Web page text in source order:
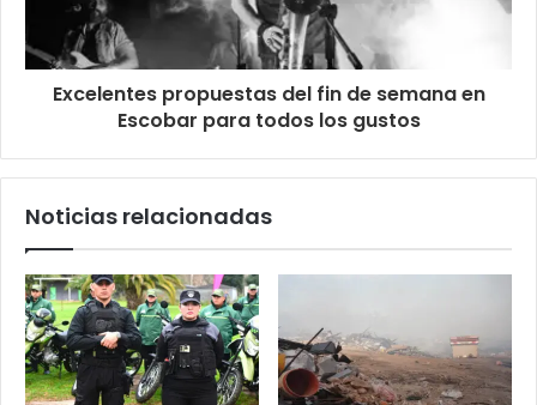
Excelentes propuestas del fin de semana en
Escobar para todos los gustos
Noticias relacionadas